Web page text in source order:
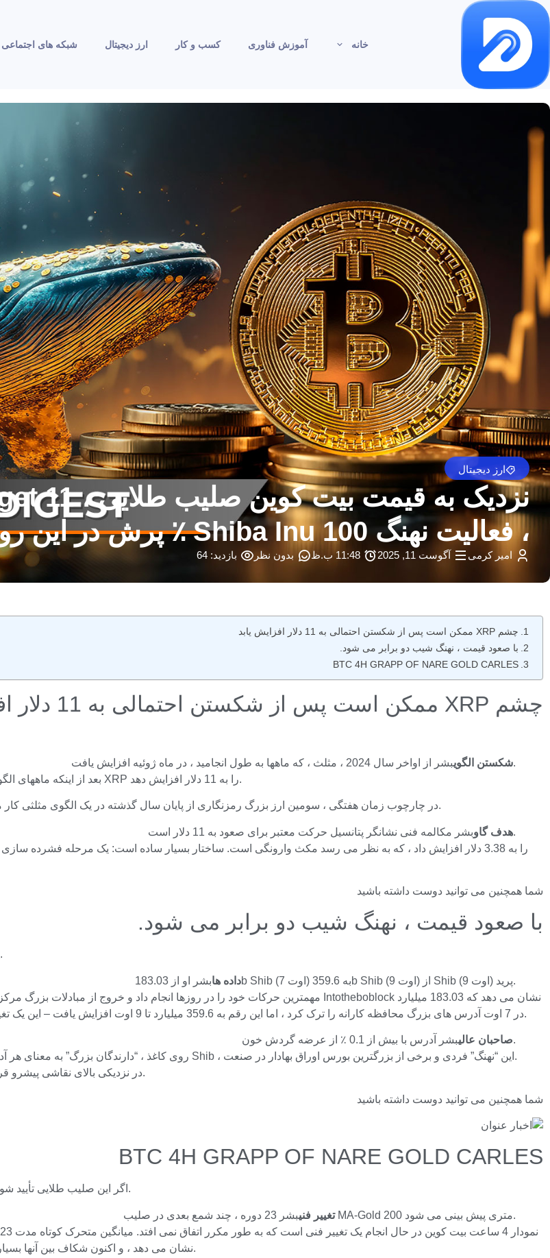
خانه آموزش فناوری کسب و کار ارز دیجیتال شبکه های اجتماعی
ارز دیجیتال
، فعالیت نهنگ Shiba Inu 100 ٪ پرش در این رویداد – Crypto News Digest
امیر کرمی آگوست 11, 2025 11:48 ب.ظ بدون نظر بازدید: 64
چشم XRP ممکن است پس از شکستن احتمالی به 11 دلار افزایش یابد
با صعود قیمت ، نهنگ شیب دو برابر می شود.
BTC 4H GRAPP OF NARE GOLD CARLES
چشم XRP ممکن است پس از شکستن احتمالی به 11 دلار افزایش یابد
شکستن الگویبشر از اواخر سال 2024 ، مثلث ، که ماهها به طول انجامید ، در ماه ژوئیه افزایش یافت.
بعد از اینکه ماههای الگوی فشرده سازی سرانجام معکوس شد ، اکنون صعود وجود دارد که می تواند قیمت XRP را به 11 دلار افزایش دهد.
در چارچوب زمان هفتگی ، سومین ارز بزرگ رمزنگاری از پایان سال گذشته در یک الگوی مثلثی کار می کند و هر نوسان تا زمان استراحت ژوئیه قیمت را فراتر از حد بالایی قرار می داد.
هدف گاوبشر مکالمه فنی نشانگر پتانسیل حرکت معتبر برای صعود به 11 دلار است.
شما همچنین می توانید دوست داشته باشید
با صعود قیمت ، نهنگ شیب دو برابر می شود.
فعالیت نهنگ 48 ساعته دارای 100 ٪ و پیچ و تاب گاو است.
داده ها
بشر او از 183.03b Shib (7 اوت) به 359.6b Shib (9 اوت) از Shib (9 اوت) پرید.
Shib در 7 اوت آدرس های بزرگ محافظه کارانه را ترک کرد ، اما این رقم به 359.6 میلیارد تا 9 اوت افزایش یافت – این یک تغییر است زیرا قیمت سکه از 0.000014 دلار از 0.000014 دلار افزایش می یابد.
صاحبان عالیبشر آدرس با بیش از 0.1 ٪ از عرضه گردش خون.
Coinbase ، Binance و Upbit در نزدیکی بالای نقاشی پیشرو قرار دارند و یک میلیارد دلار میلیارد دلار در اختیار دارند.
شما همچنین می توانید دوست داشته باشید
BTC 4H GRAPP OF NARE GOLD CARLES
اگر این صلیب طلایی تأیید شود ، قیمت بیت کوین می تواند طی 48 ساعت آینده به بالاترین سطح تمام زمان برسد.
تغییر فنی
بشر 23 دوره ، چند شمع بعدی در صلیب MA-Gold 200 متری پیش بینی می شود.
نشان می دهد ، و اکنون شکاف بین آنها بسیار باریک است. تقریباً تضمین شده است که آنها در چند شمع بعدی ملاقات خواهند کرد.